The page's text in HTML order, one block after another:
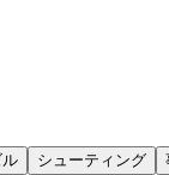
シューティング